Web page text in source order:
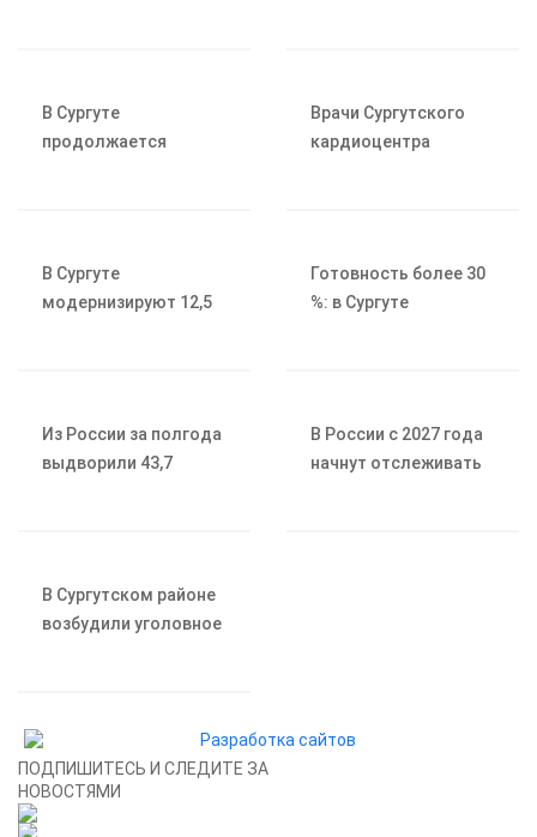
В Сургуте
продолжается
Врачи Сургутского
кардиоцентра
В Сургуте
модернизируют 12,5
Готовность более 30
%: в Сургуте
Из России за полгода
выдворили 43,7
В России с 2027 года
начнут отслеживать
В Сургутском районе
возбудили уголовное
ПОДПИШИТЕСЬ И СЛЕДИТЕ ЗА
НОВОСТЯМИ